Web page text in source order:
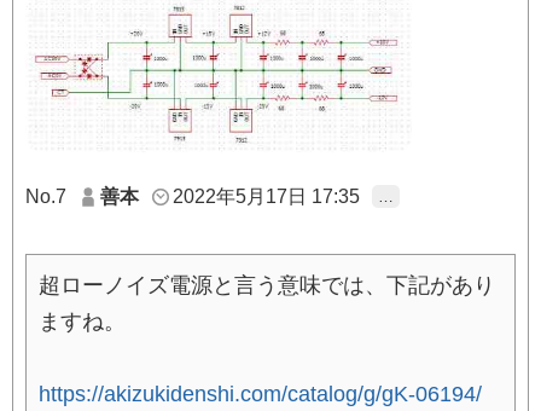
No.7 善本 2022年5月17日 17:35 …
超ローノイズ電源と言う意味では、下記があり
ますね。
https://akizukidenshi.com/catalog/g/gK-06194/